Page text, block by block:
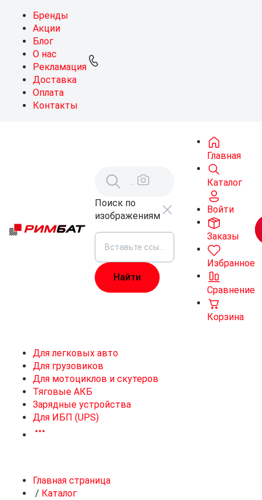
Бренды
Акции
Блог
О нас
Рекламация
Доставка
Оплата
Контакты
Поиск по
изображениям
Главная
Каталог
Войти
Заказы
Избранное
Сравнение
Корзина
Для легковых авто
Для грузовиков
Для мотоциклов и скутеров
Тяговые АКБ
Зарядные устройства
Для ИБП (UPS)
Главная страница
/ Каталог